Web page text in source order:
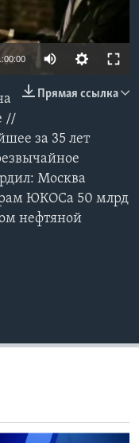
Прямая ссылка
//
за 35 лет
Москва
ЮКОСа 50 млрд
нефтяной